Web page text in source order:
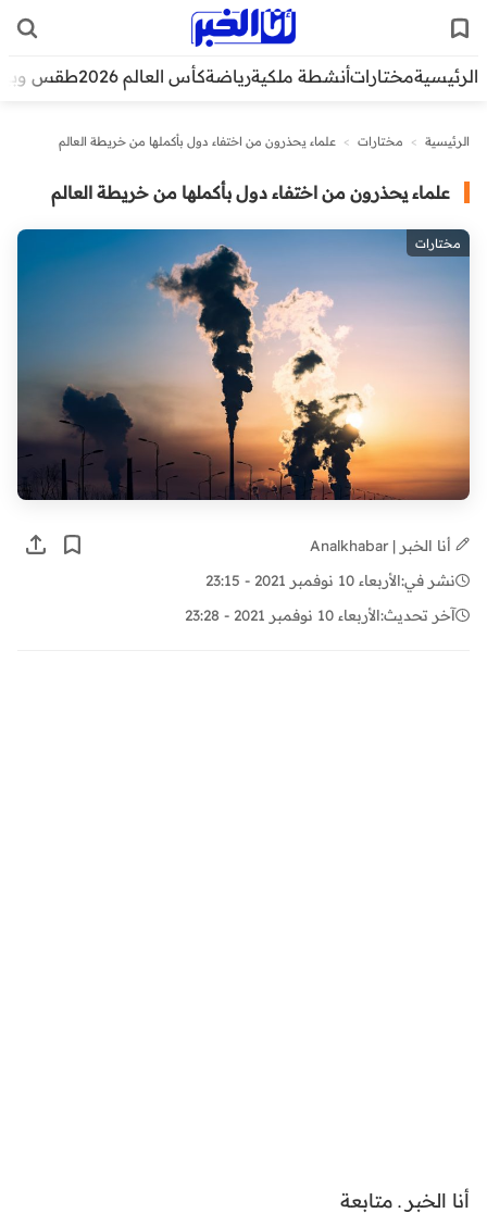
الرئيسيةمختاراتأنشطة ملكيةرياضةكأس العالم 2026 طقس
الرئيسية > مختارات > علماء يحذرون من اختفاء دول بأكملها من خريطة العالم
علماء يحذرون من اختفاء دول بأكملها من خريطة العالم
مختارات
أنا الخبر | Analkhabar
نشر في:الأربعاء 10 نوفمبر 2021 - 23:15
آخر تحديث:الأربعاء 10 نوفمبر 2021 - 23:28
أنا الخبر ـ متابعة